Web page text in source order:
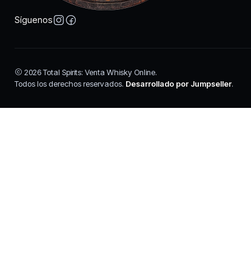
Síguenos
2026 Total Spirits: Venta Whisky Online.
Todos los derechos reservados. Desarrollado por Jumpseller.